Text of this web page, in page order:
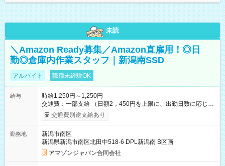
未読
＼Amazon Ready募集／Amazon直雇用！◎日
勤◎倉庫内作業スタッフ｜新潟南SSD
アルバイト 職種未経験OK
給与
時給1,250円～1,250円
交通費：一部支給 （日額2，450円を上限に、出勤日数に応じて
実費支給） ※22:00～翌5:00までは時給25%UP！ ■給与前払い
制度あり ※前払い額の上限あり、手数料無料（Amazon負担）
交通費別途支給あり
勤務地
新潟市南区
新潟県新潟市南区北田中518-6 DPL新潟南 B区画
アマゾンジャパン合同会社